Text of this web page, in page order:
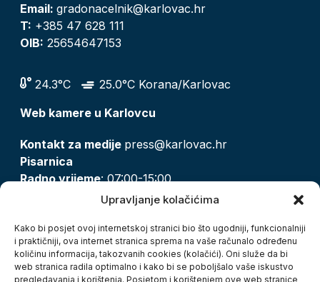
Upravljanje kolačićima
Kako bi posjet ovoj internetskoj stranici bio što ugodniji, funkcionalniji
i praktičniji, ova internet stranica sprema na vaše računalo određenu
količinu informacija, takozvanih cookies (kolačići). Oni služe da bi
web stranica radila optimalno i kako bi se poboljšalo vaše iskustvo
pregledavanja i korištenja. Posjetom i korištenjem ove web stranice
Email: gradonacelnik@karlovac.hr
T: +385 47 628 111
OIB: 25654647153
24.3°C
25.0°C Korana/Karlovac
Web kamere u Karlovcu
Kontakt za medije press@karlovac.hr
Pisarnica
Radno vrijeme: 07:00-15:00
pisarnica@karlovac.hr
Zaštita osobnih podataka